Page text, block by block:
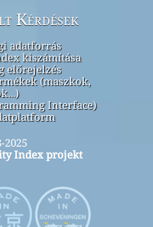
Kérdések
adatforrás
kiszámítása
előrejelzés
(maszkok,
Interface)
2025
Index projekt